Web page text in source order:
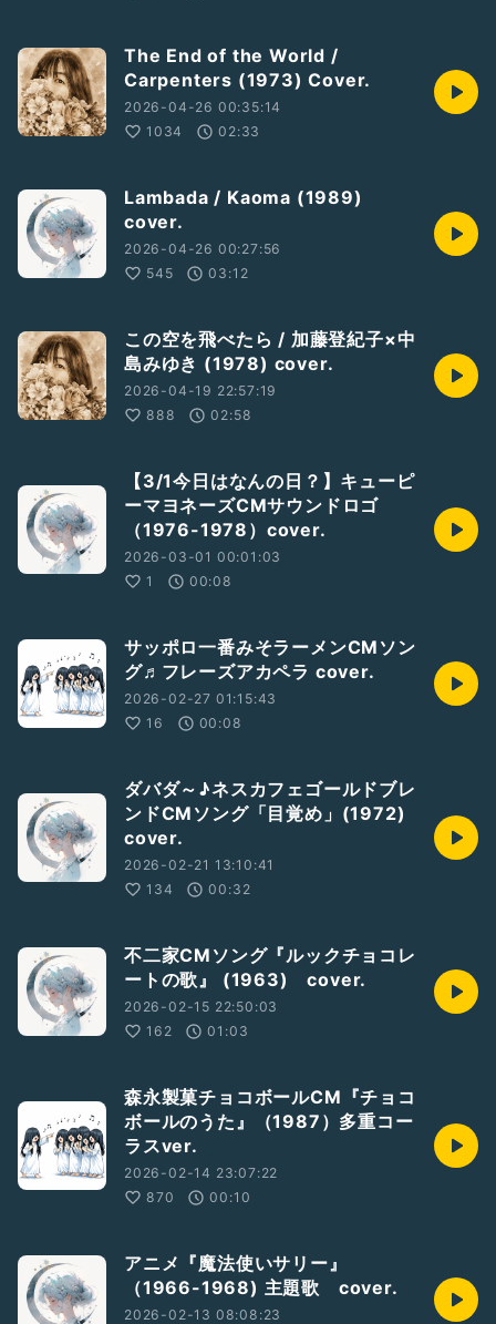
The End of the World /
Carpenters (1973) Cover.
2026-04-26 00:35:14
1034
02:33
Lambada / Kaoma (1989)
cover.
2026-04-26 00:27:56
545
03:12
この空を飛べたら / 加藤登紀子×中
島みゆき (1978) cover.
2026-04-19 22:57:19
888
02:58
【3/1今日はなんの日？】キューピ
ーマヨネーズCMサウンドロゴ
（1976-1978）cover.
2026-03-01 00:01:03
1
00:08
サッポロ一番みそラーメンCMソン
グ♬フレーズアカペラ cover.
2026-02-27 01:15:43
16
00:08
ダバダ～♪ネスカフェゴールドブレ
ンドCMソング「目覚め」(1972)
cover.
2026-02-21 13:10:41
134
00:32
不二家CMソング『ルックチョコレ
ートの歌』 (1963) cover.
2026-02-15 22:50:03
162
01:03
森永製菓チョコボールCM『チョコ
ボールのうた』（1987）多重コー
ラスver.
2026-02-14 23:07:22
870
00:10
アニメ『魔法使いサリー』
（1966-1968) 主題歌 cover.
2026-02-13 08:08:23